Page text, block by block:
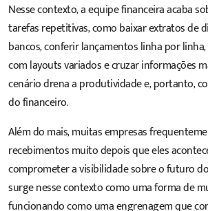
Nesse contexto, a equipe financeira acaba
tarefas repetitivas, como baixar extratos de
bancos, conferir lançamentos linha por
com layouts variados e cruzar informações
cenário drena a produtividade e, portanto,
do financeiro.
Além do mais, muitas empresas
recebimentos muito depois que eles
comprometer a visibilidade sobre o futuro
surge nesse contexto como uma forma de
funcionando como uma engrenagem que